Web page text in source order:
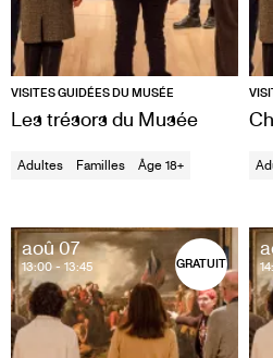
VISITES GUIDÉES DU MUSÉE
Les trésors du Musée
Adultes Familles Âge 18+
aoû 07
13:00 - 13:45 GRATUIT